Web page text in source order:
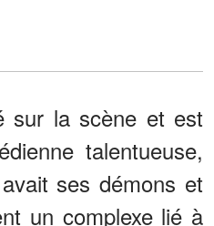
sur la scène et est
talentueuse,
ses démons et
un complexe lié à